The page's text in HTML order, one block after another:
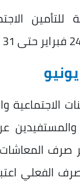
الاجتماعية
صرف